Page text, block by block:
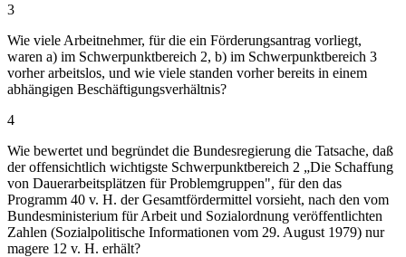
3
Wie viele Arbeitnehmer, für die ein Förderungsantrag vorliegt,
waren a) im Schwerpunktbereich 2, b) im Schwerpunktbereich 3
vorher arbeitslos, und wie viele standen vorher bereits in einem
abhängigen Beschäftigungsverhältnis?
4
Wie bewertet und begründet die Bundesregierung die Tatsache, daß
der offensichtlich wichtigste Schwerpunktbereich 2 „Die Schaffung
von Dauerarbeitsplätzen für Problemgruppen", für den das
Programm 40 v. H. der Gesamtfördermittel vorsieht, nach den vom
Bundesministerium für Arbeit und Sozialordnung veröffentlichten
Zahlen (Sozialpolitische Informationen vom 29. August 1979) nur
magere 12 v. H. erhält?